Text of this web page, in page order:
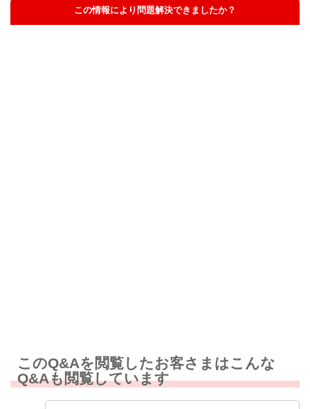
この情報により問題解決できましたか？
このQ&Aを閲覧したお客さまはこんな
Q&Aも閲覧しています